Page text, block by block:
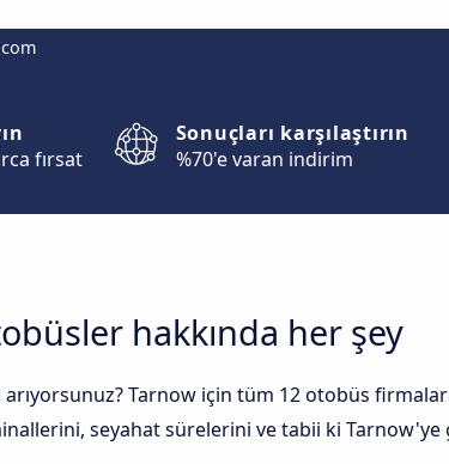
fırsat
Sonuçları karşılaştırın
%70'e varan indirim
hakkında her şey
Tarnow için tüm 12 otobüs
seyahat sürelerini ve tabii ki